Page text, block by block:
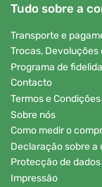
Tudo sobre a
Transporte e
Trocas, Devoluções
Programa de
Contacto
Termos e Condições
Sobre nós
Como medir o
Declaração sobre a
Protecção de
Impressão